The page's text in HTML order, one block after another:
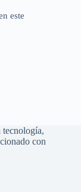
este
tecnología,
con